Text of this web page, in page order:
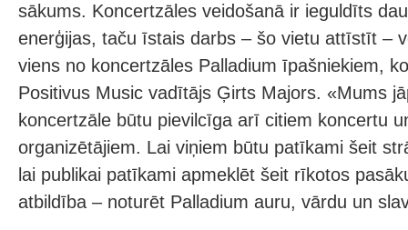
sākums. Koncertzāles veidošanā ir ieguldīts
enerģijas, taču īstais darbs – šo vietu attīstīt –
viens no koncertzāles Palladium īpašniekiem,
Positivus Music vadītājs Ģirts Majors. «Mums
koncertzāle būtu pievilcīga arī citiem koncertu
organizētājiem. Lai viņiem būtu patīkami šeit
lai publikai patīkami apmeklēt šeit rīkotos
atbildība – noturēt Palladium auru, vārdu un